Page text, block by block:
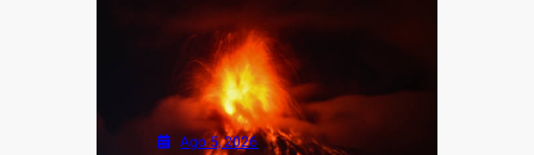
Ago 5, 2026